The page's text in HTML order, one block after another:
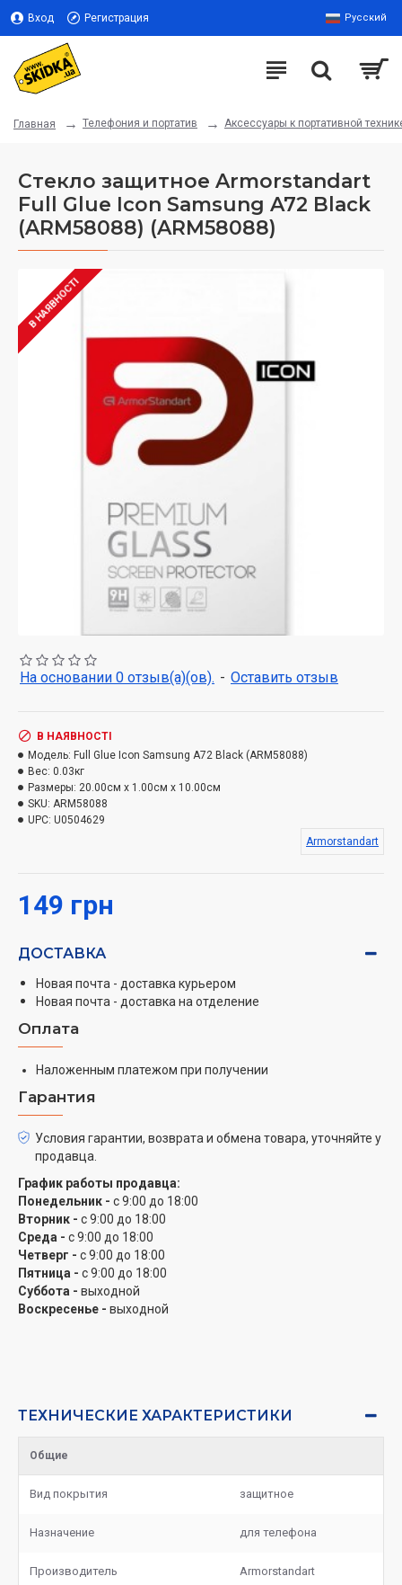
Вход Регистрация Русский
Главная Телефония и портатив Аксессуары к портативной
Стекло защитное Armorstandart
Full Glue Icon Samsung A72 Black
(ARM58088) (ARM58088)
В НАЯВНОСТІ
На основании 0 отзыв(а)(ов). - Оставить отзыв
149 грн
В НАЯВНОСТІ
Модель: Full Glue Icon Samsung A72 Black (ARM58088)
Вес: 0.03кг
Размеры: 20.00см x 1.00см x 10.00см
SKU: ARM58088
UPC: U0504629
Armorstandart
ДОСТАВКА
Новая почта - доставка курьером
Новая почта - доставка на отделение
Оплата
Наложенным платежом при получении
Гарантия
Условия гарантии, возврата и обмена товара, уточняйте у
продавца.
График работы продавца:
Понедельник - с 9:00 до 18:00
Вторник - с 9:00 до 18:00
Среда - с 9:00 до 18:00
Четверг - с 9:00 до 18:00
Пятница - с 9:00 до 18:00
Суббота - выходной
Воскресенье - выходной
ТЕХНИЧЕСКИЕ ХАРАКТЕРИСТИКИ
Общие
Вид покрытия защитное
Назначение для телефона
Производитель Armorstandart